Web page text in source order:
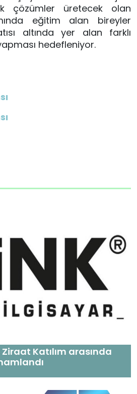
çözümler üretecek olan
eğitim alan bireyler
altında yer alan farklı
hedefleniyor.
Katılım arasında